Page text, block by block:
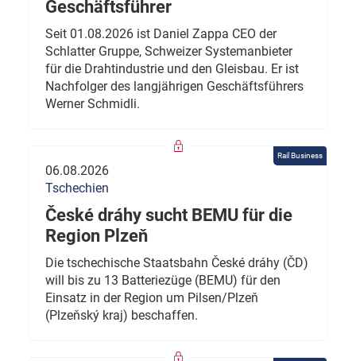
Geschäftsführer
Seit 01.08.2026 ist Daniel Zappa CEO der
Schlatter Gruppe, Schweizer Systemanbieter
für die Drahtindustrie und den Gleisbau. Er ist
Nachfolger des langjährigen Geschäftsführers
Werner Schmidli.
Rail Business
06.08.2026
Tschechien
České dráhy sucht BEMU für die
Region Plzeň
Die tschechische Staatsbahn České dráhy (ČD)
will bis zu 13 Batteriezüge (BEMU) für den
Einsatz in der Region um Pilsen/Plzeň
(Plzeňský kraj) beschaffen.